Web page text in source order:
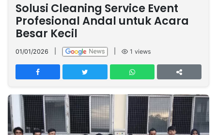
Nasional
International
Olahraga
Entertainment
Daerah
Pariwisata
Kuliner
Kolom
Network
PT
TREETAN
INDONESIA
Partner
Solusi Cleaning Service Event
Profesional Andal untuk Acara
Besar Kecil
01/01/2026 1 views